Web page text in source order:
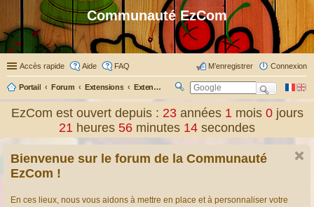
Communauté EzCom
Accès rapide Aide FAQ Connexion
M’enregistrer
Portail Forum Extensions Extensions présentées & traduites
er
EzCom est ouvert depuis : 23 années1 mois0 jours
21 heures 56 minutes 15 secondes
Bienvenue sur le forum de la Communauté
EzCom !
En ces lieux, nous vous aidons à mettre en place et à personnaliser votre